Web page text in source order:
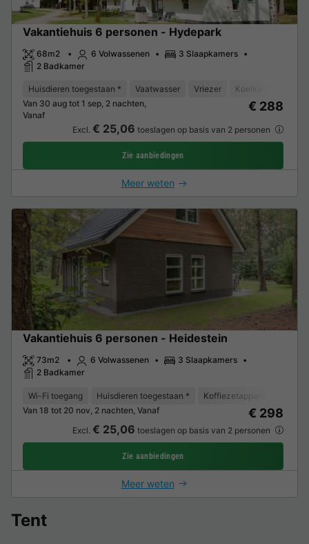
Vakantiehuis 6 personen - Hydepark
68m2 6 Volwassenen
3 Slaapkamers
2 Badkamer
Huisdieren toegestaan * Vaatwasser Vriezer Koelkast
Van 30 aug tot 1 sep, 2 nachten,
Vanaf
€ 288
Excl. € 25,06 toeslagen op basis van 2 personen
Zie aanbiedingen
Meer weten
Vakantiehuis 6 personen - Heidestein
73m2 6 Volwassenen
3 Slaapkamers
2 Badkamer
Wi-Fi toegang Huisdieren toegestaan * Koffiezetapparaat
Van 18 tot 20 nov, 2 nachten, Vanaf
€ 298
Excl. € 25,06 toeslagen op basis van 2 personen
Zie aanbiedingen
Meer weten
Tent